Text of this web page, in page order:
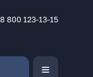
8 800 123-13-15